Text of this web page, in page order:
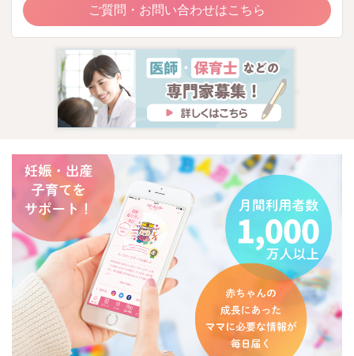
ご質問・お問い合わせはこちら